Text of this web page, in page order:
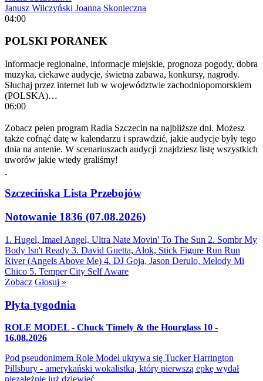
Janusz Wilczyński Joanna Skonieczna
04:00
POLSKI PORANEK
Informacje regionalne, informacje miejskie, prognoza pogody, dobra
muzyka, ciekawe audycje, świetna zabawa, konkursy, nagrody.
Słuchaj przez internet lub w województwie zachodniopomorskiem
(POLSKA)…
06:00
Zobacz pełen program Radia Szczecin na najbliższe dni. Możesz
także cofnąć datę w kalendarzu i sprawdzić, jakie audycje były tego
dnia na antenie. W scenariuszach audycji znajdziesz listę wszystkich
uworów jakie wtedy graliśmy!
Szczecińska Lista Przebojów
Notowanie 1836 (07.08.2026)
1. Hugel, Imael Angel, Ultra Nate Movin' To The Sun 2. Sombr My
Body Isn't Ready 3. David Guetta, Alok, Stick Figure Run Run
River (Angels Above Me) 4. DJ Goja, Jason Derulo, Melody Mi
Chico 5. Temper City Self Aware
Zobacz Głosuj »
Płyta tygodnia
ROLE MODEL - Chuck Timely & the Hourglass 10 -
16.08.2026
Pod pseudonimem Role Model ukrywa się Tucker Harrington
Pillsbury - amerykański wokalistka, który pierwszą epkę wydał